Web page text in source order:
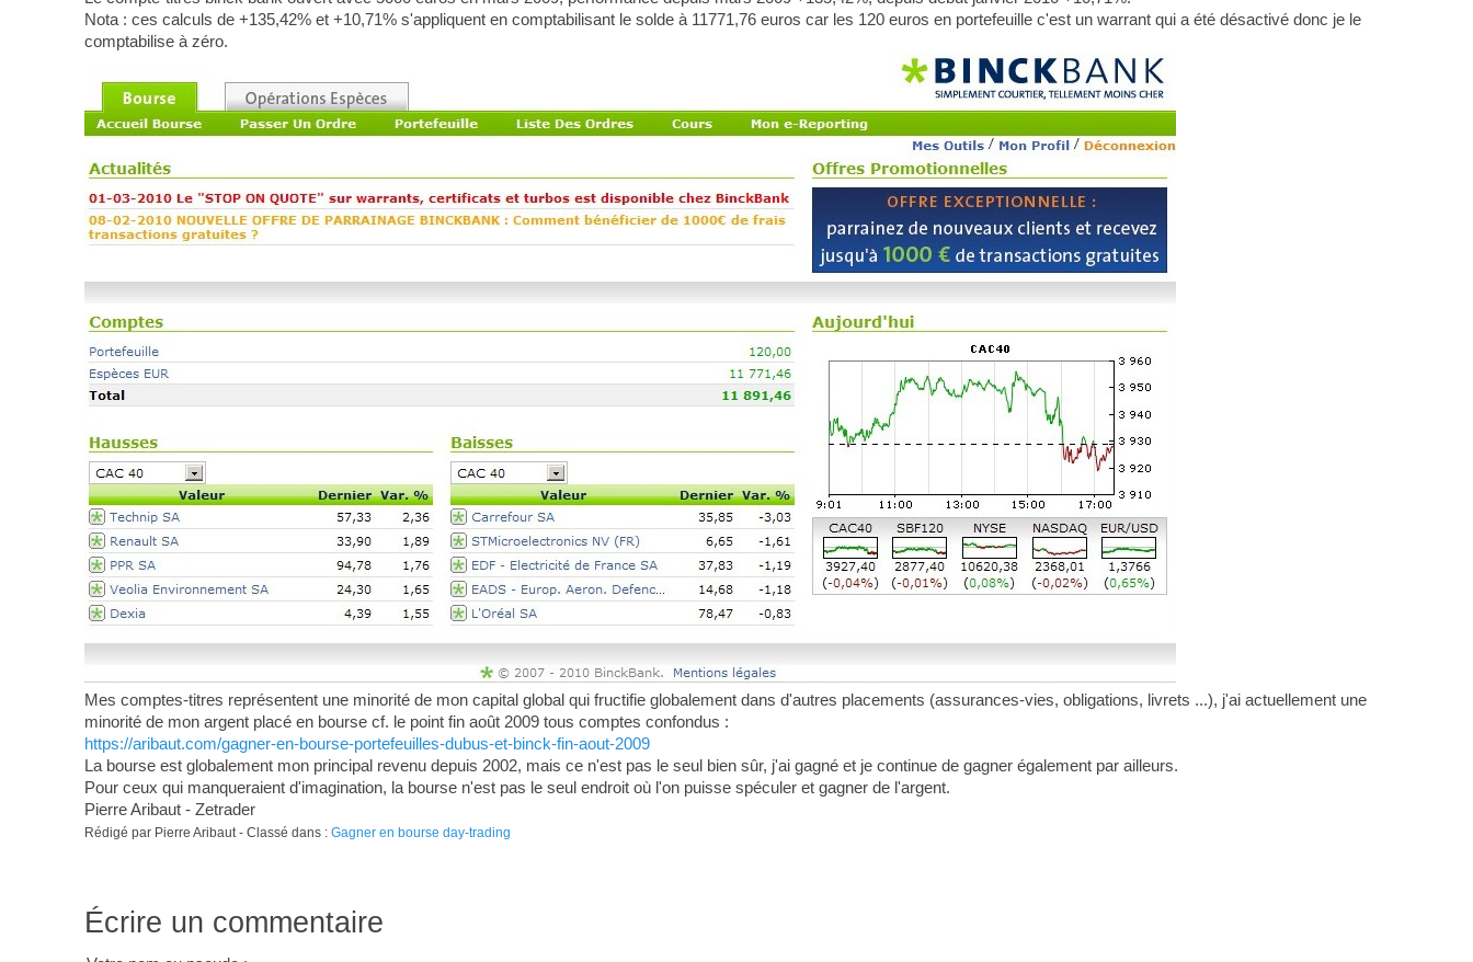
Nota : ces calculs de +135,42% et +10,71% s'appliquent en comptabilisant le solde à 11771,76 euros car les 120 euros en portefeuille c'est un warrant qui a été désactivé donc je le
comptabilise à zéro.
Mes comptes-titres représentent une minorité de mon capital global qui fructifie globalement dans d'autres placements (assurances-vies, obligations, livrets ...), j'ai actuellement une
minorité de mon argent placé en bourse cf. le point fin août 2009 tous comptes confondus :
https://aribaut.com/gagner-en-bourse-portefeuilles-dubus-et-binck-fin-aout-2009
La bourse est globalement mon principal revenu depuis 2002, mais ce n'est pas le seul bien sûr, j'ai gagné et je continue de gagner également par ailleurs.
Pour ceux qui manqueraient d'imagination, la bourse n'est pas le seul endroit où l'on puisse spéculer et gagner de l'argent.
Pierre Aribaut - Zetrader
Rédigé par Pierre Aribaut - Classé dans : Gagner en bourse day-trading
Écrire un commentaire